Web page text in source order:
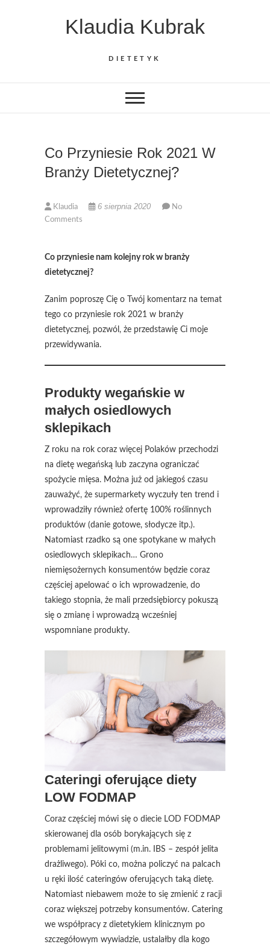
Klaudia Kubrak
DIETETYK
Co Przyniesie Rok 2021 W
Branży Dietetycznej?
Klaudia 6 sierpnia 2020
No
Comments
Co przyniesie nam kolejny rok w branży
dietetycznej?
Zanim poproszę Cię o Twój komentarz na temat
tego co przyniesie rok 2021 w branży
dietetycznej, pozwól, że przedstawię Ci moje
przewidywania.
Produkty wegańskie w
małych osiedlowych
sklepikach
Z roku na rok coraz więcej Polaków przechodzi
na dietę wegańską lub zaczyna ograniczać
spożycie mięsa. Można już od jakiegoś czasu
zauważyć, że supermarkety wyczuły ten trend i
wprowadziły również ofertę 100% roślinnych
produktów (danie gotowe, słodycze itp.).
Natomiast rzadko są one spotykane w małych
osiedlowych sklepikach… Grono
niemięsożernych konsumentów będzie coraz
częściej apelować o ich wprowadzenie, do
takiego stopnia, że mali przedsiębiorcy pokuszą
się o zmianę i wprowadzą wcześniej
wspomniane produkty.
Cateringi oferujące diety
LOW FODMAP
Coraz częściej mówi się o diecie LOD FODMAP
skierowanej dla osób borykających się z
problemami jelitowymi (m.in. IBS – zespół jelita
drażliwego). Póki co, można policzyć na palcach
u ręki ilość cateringów oferujących taką dietę.
Natomiast niebawem może to się zmienić z racji
coraz większej potrzeby konsumentów. Catering
we współpracy z dietetykiem klinicznym po
szczegółowym wywiadzie, ustalałby dla kogo